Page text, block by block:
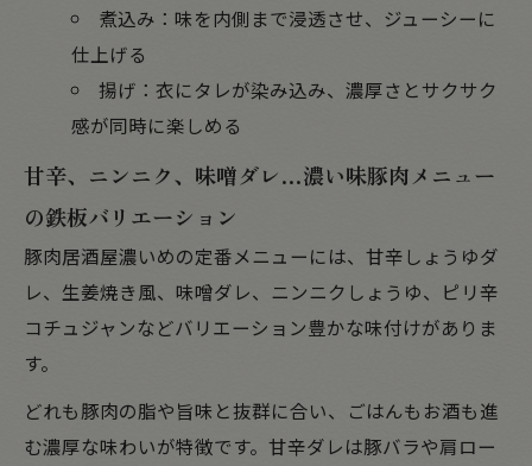
煮込み：味を内側まで浸透させ、ジューシーに
仕上げる
揚げ：衣にタレが染み込み、濃厚さとサクサク
感が同時に楽しめる
甘辛、ニンニク、味噌ダレ…濃い味豚肉メニュー
の鉄板バリエーション
豚肉居酒屋濃いめの定番メニューには、甘辛しょうゆダ
レ、生姜焼き風、味噌ダレ、ニンニクしょうゆ、ピリ辛
コチュジャンなどバリエーション豊かな味付けがありま
す。
どれも豚肉の脂や旨味と抜群に合い、ごはんもお酒も進
む濃厚な味わいが特徴です。甘辛ダレは豚バラや肩ロー